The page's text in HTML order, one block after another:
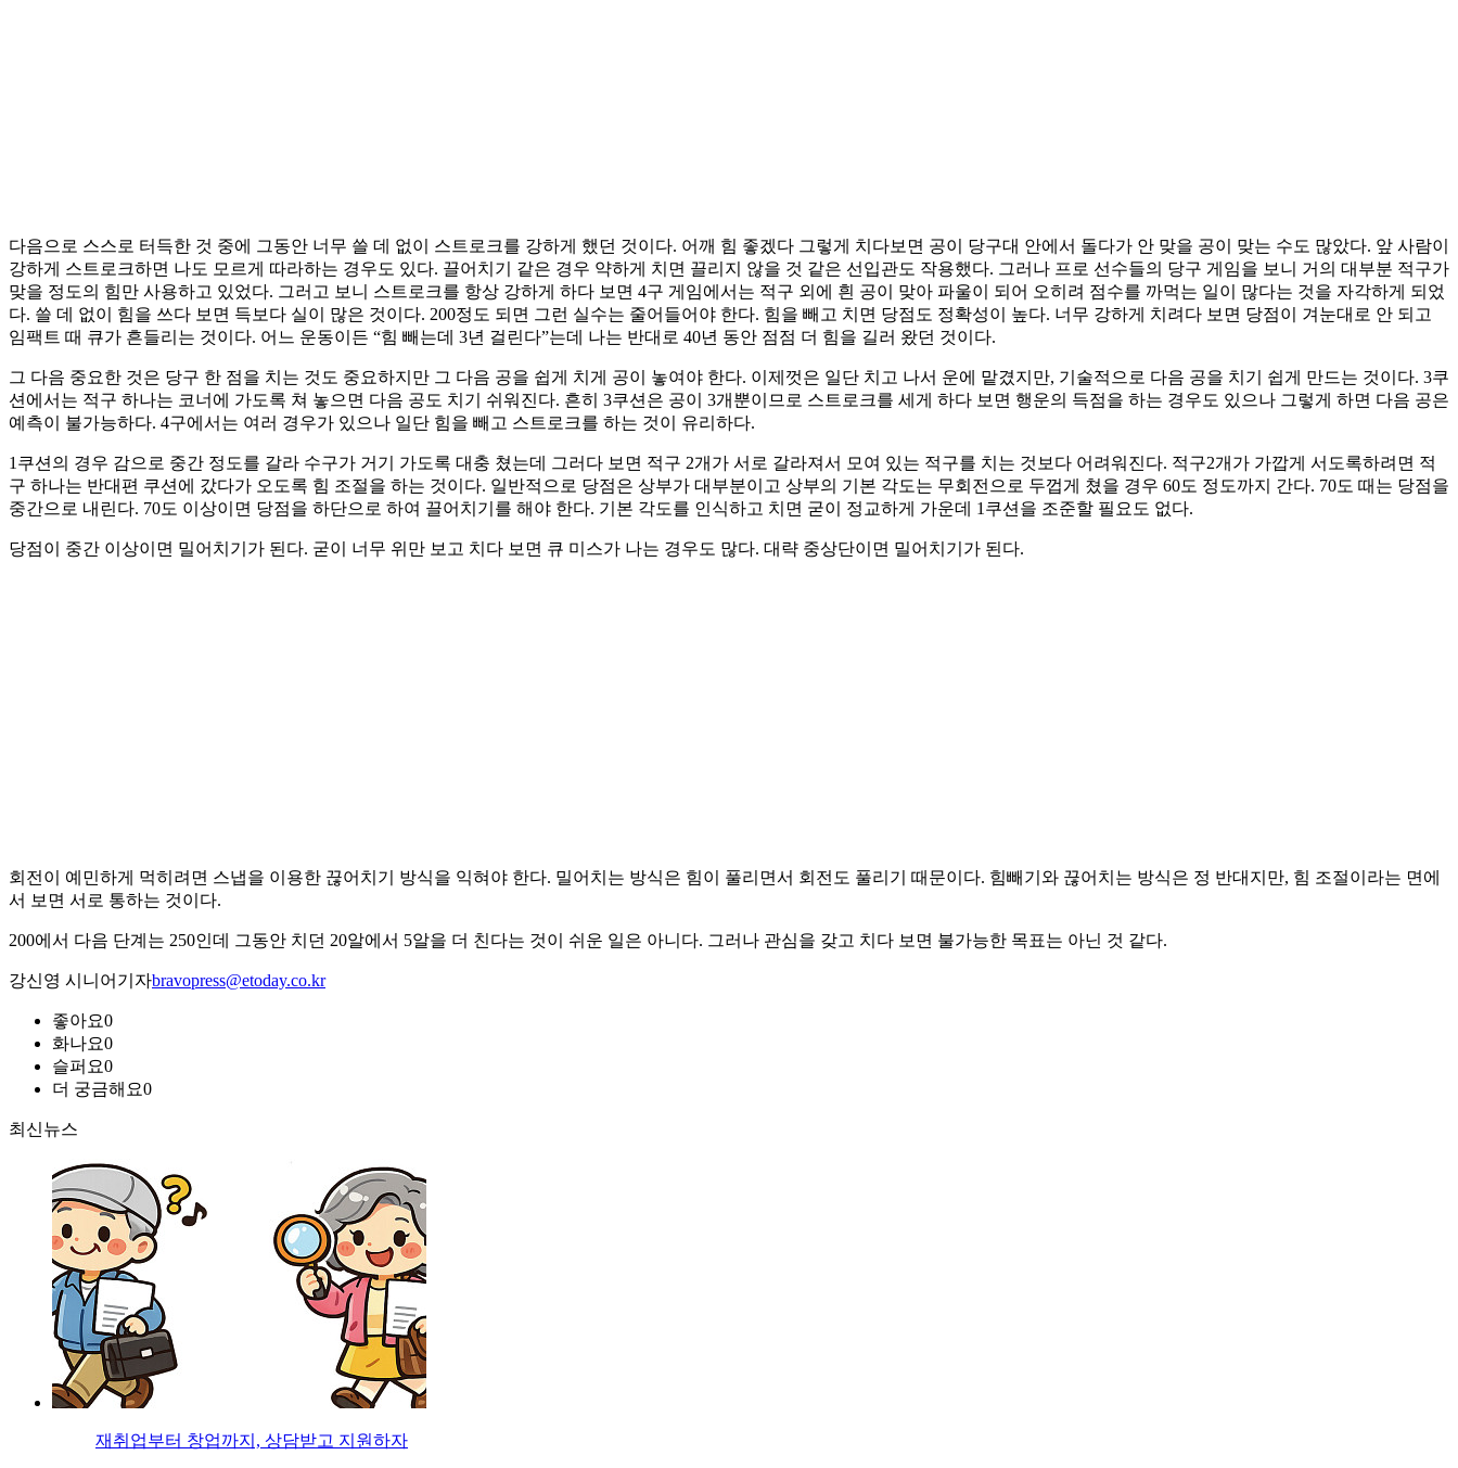
다음으로 스스로 터득한 것 중에 그동안 너무 쓸 데 없이 스트로크를 강하게 했던 것이다. 어깨 힘 좋겠다 그렇게 치다보면 공이 당구대 안에서 돌다가 안 맞을 공이 맞는 수도 많았다. 앞 사람이
강하게 스트로크하면 나도 모르게 따라하는 경우도 있다. 끌어치기 같은 경우 약하게 치면 끌리지 않을 것 같은 선입관도 작용했다. 그러나 프로 선수들의 당구 게임을 보니 거의 대부분 적구가
맞을 정도의 힘만 사용하고 있었다. 그러고 보니 스트로크를 항상 강하게 하다 보면 4구 게임에서는 적구 외에 흰 공이 맞아 파울이 되어 오히려 점수를 까먹는 일이 많다는 것을 자각하게 되었
다. 쓸 데 없이 힘을 쓰다 보면 득보다 실이 많은 것이다. 200정도 되면 그런 실수는 줄어들어야 한다. 힘을 빼고 치면 당점도 정확성이 높다. 너무 강하게 치려다 보면 당점이 겨눈대로 안 되고
임팩트 때 큐가 흔들리는 것이다. 어느 운동이든 “힘 빼는데 3년 걸린다”는데 나는 반대로 40년 동안 점점 더 힘을 길러 왔던 것이다.
그 다음 중요한 것은 당구 한 점을 치는 것도 중요하지만 그 다음 공을 쉽게 치게 공이 놓여야 한다. 이제껏은 일단 치고 나서 운에 맡겼지만, 기술적으로 다음 공을 치기 쉽게 만드는 것이다. 3쿠
션에서는 적구 하나는 코너에 가도록 쳐 놓으면 다음 공도 치기 쉬워진다. 흔히 3쿠션은 공이 3개뿐이므로 스트로크를 세게 하다 보면 행운의 득점을 하는 경우도 있으나 그렇게 하면 다음 공은
예측이 불가능하다. 4구에서는 여러 경우가 있으나 일단 힘을 빼고 스트로크를 하는 것이 유리하다.
1쿠션의 경우 감으로 중간 정도를 갈라 수구가 거기 가도록 대충 쳤는데 그러다 보면 적구 2개가 서로 갈라져서 모여 있는 적구를 치는 것보다 어려워진다. 적구2개가 가깝게 서도록하려면 적
구 하나는 반대편 쿠션에 갔다가 오도록 힘 조절을 하는 것이다. 일반적으로 당점은 상부가 대부분이고 상부의 기본 각도는 무회전으로 두껍게 쳤을 경우 60도 정도까지 간다. 70도 때는 당점을
중간으로 내린다. 70도 이상이면 당점을 하단으로 하여 끌어치기를 해야 한다. 기본 각도를 인식하고 치면 굳이 정교하게 가운데 1쿠션을 조준할 필요도 없다.
당점이 중간 이상이면 밀어치기가 된다. 굳이 너무 위만 보고 치다 보면 큐 미스가 나는 경우도 많다. 대략 중상단이면 밀어치기가 된다.
회전이 예민하게 먹히려면 스냅을 이용한 끊어치기 방식을 익혀야 한다. 밀어치는 방식은 힘이 풀리면서 회전도 풀리기 때문이다. 힘빼기와 끊어치는 방식은 정 반대지만, 힘 조절이라는 면에
서 보면 서로 통하는 것이다.
200에서 다음 단계는 250인데 그동안 치던 20알에서 5알을 더 친다는 것이 쉬운 일은 아니다. 그러나 관심을 갖고 치다 보면 불가능한 목표는 아닌 것 같다.
강신영 시니어기자bravopress@etoday.co.kr
좋아요0
화나요0
슬퍼요0
더 궁금해요0
최신뉴스
재취업부터 창업까지, 상담받고 지원하자